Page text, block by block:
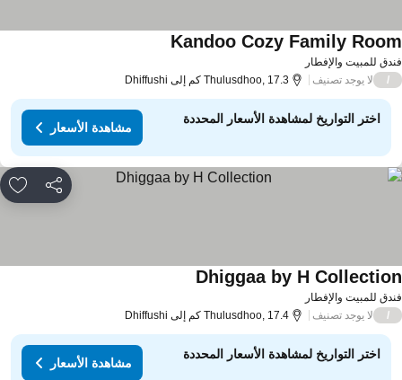
للمبيت والإفطار
Kandoo Cozy Family
لا يوجد تصنيف Thulusdhoo, 17.3 كم إلى Dhiffushi
اختر التواريخ لمشاهدة الأسعار المحددة
مشاهدة الأسعار
مشاركة
للمبيت والإفطار
Dhiggaa by H
لا يوجد تصنيف Thulusdhoo, 17.4 كم إلى Dhiffushi
اختر التواريخ لمشاهدة الأسعار المحددة
مشاهدة الأسعار